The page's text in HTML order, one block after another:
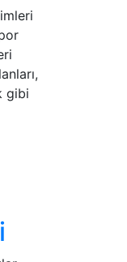
gibi